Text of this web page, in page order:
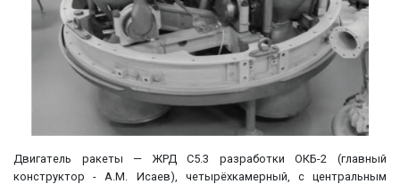
Двигатель ракеты — ЖРД С5.3 разработки ОКБ-2 (главный
конструктор - А.М. Исаев), четырёхкамерный, с центральным